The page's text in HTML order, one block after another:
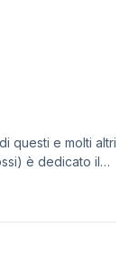
Frei
questi e molti altri
è dedicato il
Spa per
che ci